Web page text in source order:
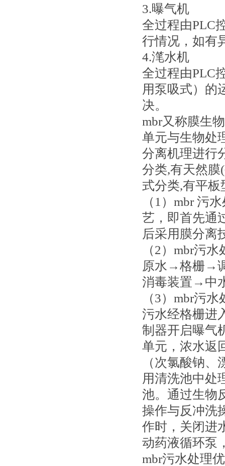
3.曝气机
全过程由PLC
行情况，如有
4.滗水机
全过程由PLC
用泵吸式）的
决。
mbr又称膜生
单元与生物处
分离机理进行
分类,有天然膜
式分类,有平
（1）mbr 污
艺，即首先通
后采用膜分离
（2）mbr污
原水→格栅→
消毒装置→中
（3）mbr污
污水经格栅进
制器开启曝气
单元，浓水返
（次氯酸钠
用清洗池中处
池。通过生物
操作与反冲洗
作时，关闭进
动药液循环泵
mbr污水处理